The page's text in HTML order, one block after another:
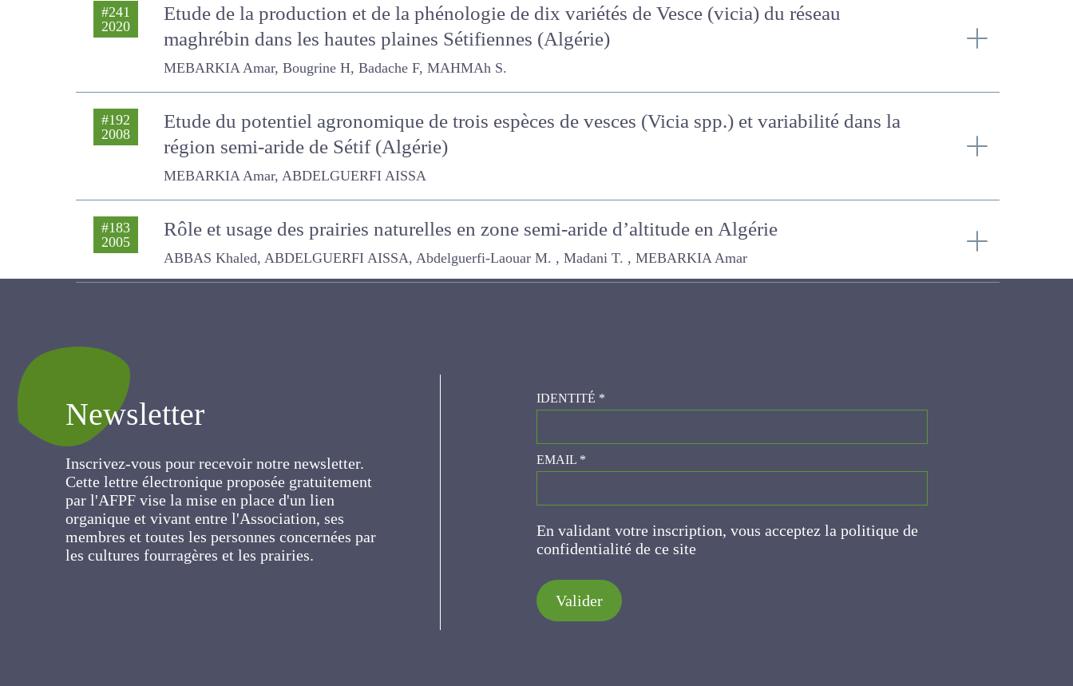
#241
2020
Etude de la production et de la phénologie de dix variétés de Vesce (vicia) du réseau
maghrébin dans les hautes plaines Sétifiennes (Algérie)
MEBARKIA Amar, Bougrine H, Badache F, MAHMAh S.
#192
2008
Etude du potentiel agronomique de trois espèces de vesces (Vicia spp.) et variabilité dans la
région semi-aride de Sétif (Algérie)
MEBARKIA Amar, ABDELGUERFI AISSA
#183
2005 Rôle et usage des prairies naturelles en zone semi-aride d’altitude en Algérie
ABBAS Khaled, ABDELGUERFI AISSA, Abdelguerfi-Laouar M. , Madani T. , MEBARKIA Amar
Newsletter
Inscrivez-vous pour recevoir notre newsletter.
Cette lettre électronique proposée
gratuitement par l'AFPF vise la mise en place
d'un lien organique et vivant entre
l'Association, ses membres et toutes les
personnes concernées par les cultures
fourragères et les prairies.
IDENTITÉ*
EMAIL*
En validant votre inscription, vous acceptez la politique
de confidentialité de ce site
Valider